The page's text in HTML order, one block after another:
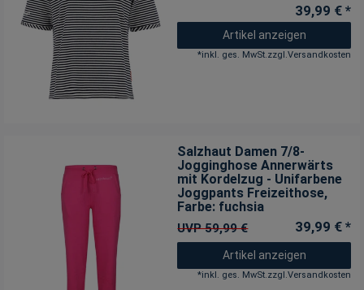
39,99 € *
Artikel anzeigen
*inkl. ges. MwSt.zzgl.Versandkosten
Salzhaut Damen 7/8-
Jogginghose Annerwärts
mit Kordelzug - Unifarbene
Joggpants Freizeithose,
Farbe: fuchsia
UVP 59,99 € 39,99 € *
Artikel anzeigen
*inkl. ges. MwSt.zzgl.Versandkosten